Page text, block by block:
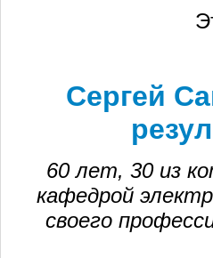
Сергей
60 лет, 30 из
кафедрой
своего